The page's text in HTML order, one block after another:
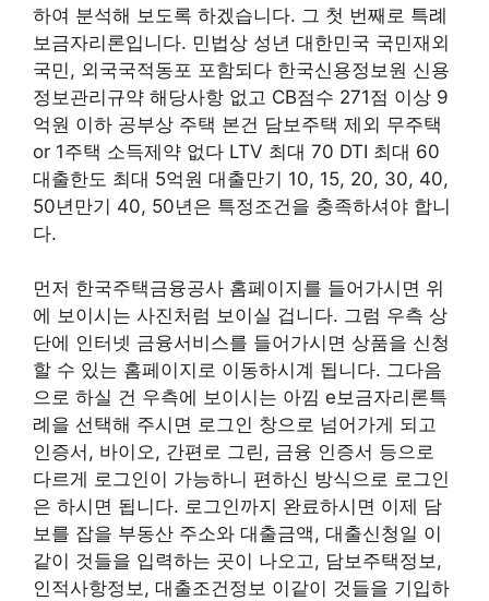
하여 분석해 보도록 하겠습니다. 그 첫 번째로 특례
보금자리론입니다. 민법상 성년 대한민국 국민재외
국민, 외국국적동포 포함되다 한국신용정보원 신용
정보관리규약 해당사항 없고 CB점수 271점 이상 9
억원 이하 공부상 주택 본건 담보주택 제외 무주택
or 1주택 소득제약 없다 LTV 최대 70 DTI 최대 60
대출한도 최대 5억원 대출만기 10, 15, 20, 30, 40,
50년만기 40, 50년은 특정조건을 충족하셔야 합니
다.
먼저 한국주택금융공사 홈페이지를 들어가시면 위
에 보이시는 사진처럼 보이실 겁니다. 그럼 우측 상
단에 인터넷 금융서비스를 들어가시면 상품을 신청
할 수 있는 홈페이지로 이동하시계 됩니다. 그다음
으로 하실 건 우측에 보이시는 아낌 e보금자리론특
례을 선택해 주시면 로그인 창으로 넘어가게 되고
인증서, 바이오, 간편로 그린, 금융 인증서 등으로
다르게 로그인이 가능하니 편하신 방식으로 로그인
은 하시면 됩니다. 로그인까지 완료하시면 이제 담
보를 잡을 부동산 주소와 대출금액, 대출신청일 이
같이 것들을 입력하는 곳이 나오고, 담보주택정보,
인적사항정보, 대출조건정보 이같이 것들을 기입하